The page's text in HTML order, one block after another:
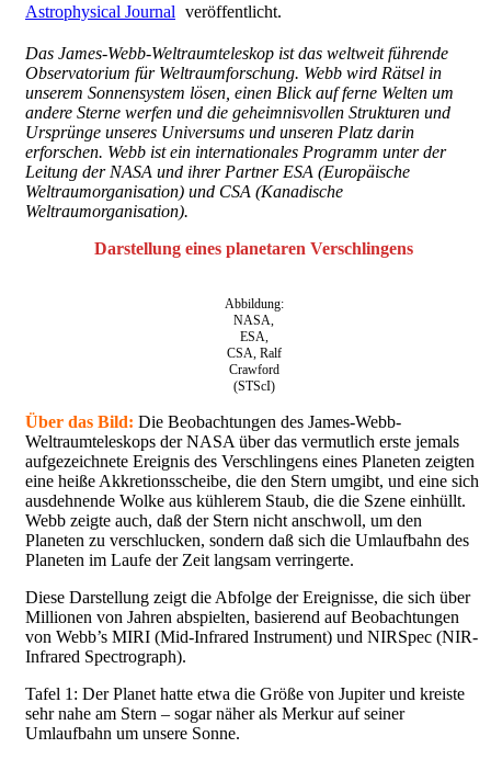
Astrophysical Journal veröffentlicht.
Das James-Webb-Weltraumteleskop ist das weltweit führende
Observatorium für Weltraumforschung. Webb wird Rätsel in
unserem Sonnensystem lösen, einen Blick auf ferne Welten um
andere Sterne werfen und die geheimnisvollen Strukturen und
Ursprünge unseres Universums und unseren Platz darin
erforschen. Webb ist ein internationales Programm unter der
Leitung der NASA und ihrer Partner ESA (Europäische
Weltraumorganisation) und CSA (Kanadische
Weltraumorganisation).
Darstellung eines planetaren Verschlingens
Abbildung:
NASA,
ESA,
CSA, Ralf
Crawford
(STScI)
Über das Bild: Die Beobachtungen des James-Webb-
Weltraumteleskops der NASA über das vermutlich erste jemals
aufgezeichnete Ereignis des Verschlingens eines Planeten zeigten
eine heiße Akkretionsscheibe, die den Stern umgibt, und eine sich
ausdehnende Wolke aus kühlerem Staub, die die Szene einhüllt.
Webb zeigte auch, daß der Stern nicht anschwoll, um den
Planeten zu verschlucken, sondern daß sich die Umlaufbahn des
Planeten im Laufe der Zeit langsam verringerte.
Diese Darstellung zeigt die Abfolge der Ereignisse, die sich über
Millionen von Jahren abspielten, basierend auf Beobachtungen
von Webb’s MIRI (Mid-Infrared Instrument) und NIRSpec (NIR-
Infrared Spectrograph).
Tafel 1: Der Planet hatte etwa die Größe von Jupiter und kreiste
sehr nahe am Stern – sogar näher als Merkur auf seiner
Umlaufbahn um unsere Sonne.